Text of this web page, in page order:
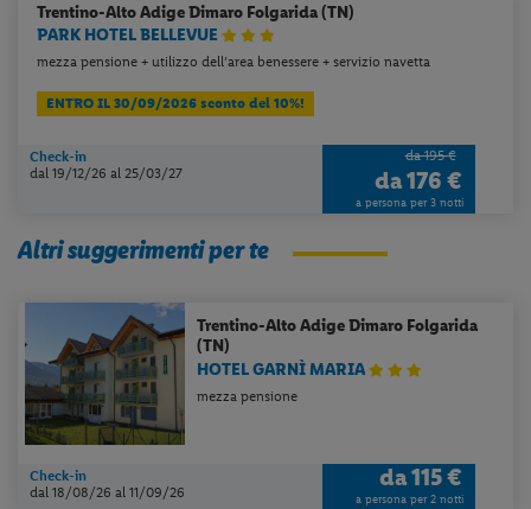
Trentino-Alto AdigeDimaro Folgarida (TN)
PARK HOTEL BELLEVUE
mezza pensione + utilizzo dell’area benessere + servizio navetta
ENTRO IL 30/09/2026 sconto del 10%!
Check-in
dal 19/12/26al 25/03/27
da 195 €
da176 €
a persona per 3 notti
Altri suggerimenti per te
Trentino-Alto AdigeDimaro Folgarida
(TN)
HOTEL GARNÌ MARIA
mezza pensione
Check-in
dal 18/08/26al 11/09/26
da115 €
a persona per 2 notti